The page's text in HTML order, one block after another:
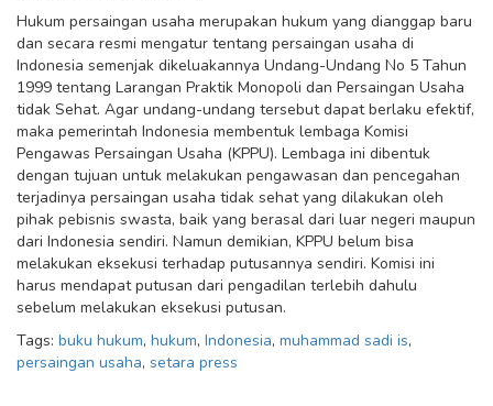
Hukum persaingan usaha merupakan hukum yang dianggap baru
dan secara resmi mengatur tentang persaingan usaha di
Indonesia semenjak dikeluakannya Undang-Undang No 5 Tahun
1999 tentang Larangan Praktik Monopoli dan Persaingan Usaha
tidak Sehat. Agar undang-undang tersebut dapat berlaku efektif,
maka pemerintah Indonesia membentuk lembaga Komisi
Pengawas Persaingan Usaha (KPPU). Lembaga ini dibentuk
dengan tujuan untuk melakukan pengawasan dan pencegahan
terjadinya persaingan usaha tidak sehat yang dilakukan oleh
pihak pebisnis swasta, baik yang berasal dari luar negeri maupun
dari Indonesia sendiri. Namun demikian, KPPU belum bisa
melakukan eksekusi terhadap putusannya sendiri. Komisi ini
harus mendapat putusan dari pengadilan terlebih dahulu
sebelum melakukan eksekusi putusan.
Tags: buku hukum, hukum, Indonesia, muhammad sadi is,
persaingan usaha, setara press